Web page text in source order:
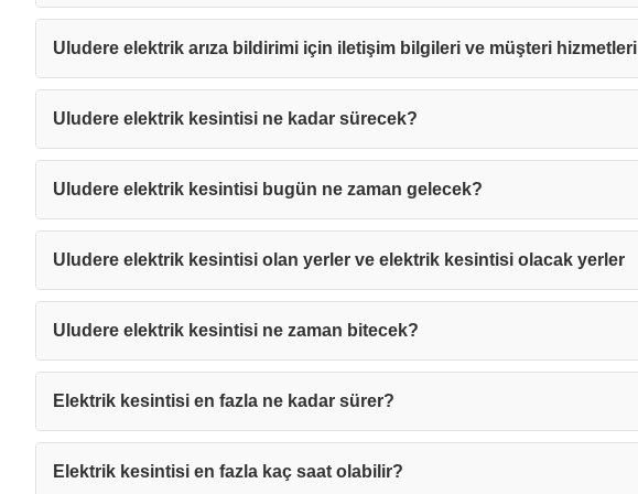
Uludere elektrik arıza bildirimi için iletişim bilgileri ve müşteri hizmetleri
Uludere elektrik kesintisi ne kadar sürecek?
Uludere elektrik kesintisi bugün ne zaman gelecek?
Uludere elektrik kesintisi olan yerler ve elektrik kesintisi olacak yerler
Uludere elektrik kesintisi ne zaman bitecek?
Elektrik kesintisi en fazla ne kadar sürer?
Elektrik kesintisi en fazla kaç saat olabilir?